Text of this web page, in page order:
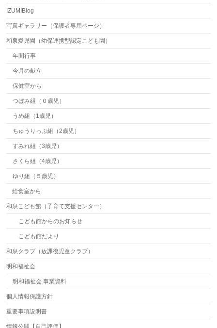
IZUMIBlog
写真ギャラリー（保護者専用ページ）
和泉愛児園（幼保連携型認定こども園）
年間行事
今月の献立
保健室から
つぼみ組（０歳児）
うめ組（1歳児）
ちゅうりっぷ組（2歳児）
すみれ組（3歳児）
さくら組（4歳児）
ゆり組（５歳児）
給食室から
和泉こども館（子育て支援センター）
こども館からのお知らせ
こども館だより
和泉クラブ（放課後児童クラブ）
明和福祉会
明和福祉会 事業資料
個人情報保護方針
重要事項説明書